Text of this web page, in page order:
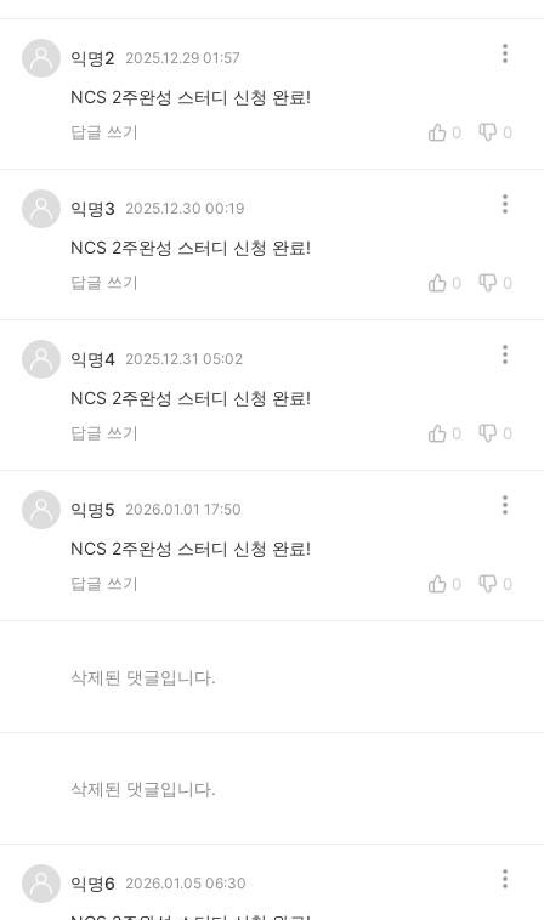
익명2 2025.12.29 01:57
NCS 2주완성 스터디 신청 완료!
답글 쓰기 0 0
익명3 2025.12.30 00:19
NCS 2주완성 스터디 신청 완료!
답글 쓰기 0 0
익명4 2025.12.31 05:02
NCS 2주완성 스터디 신청 완료!
답글 쓰기 0 0
익명5 2026.01.01 17:50
NCS 2주완성 스터디 신청 완료!
답글 쓰기 0 0
삭제된 댓글입니다.
삭제된 댓글입니다.
익명6 2026.01.05 06:30